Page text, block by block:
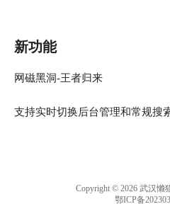
新功能
网磁黑洞-王者归来
支持实时切换后台管理和常规搜
Copyright © 2026 武汉懒
鄂ICP备